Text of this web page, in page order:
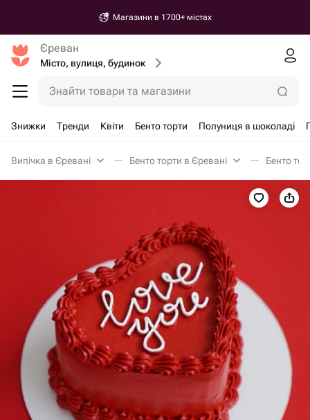
Магазини в 1700+ містах
Єреван
Місто, вулиця, будинок
Знайти товари та магазини
Знижки Тренди Квіти Бенто торти Полуниця в шоколаді
Випічка в Єревані Бенто торти в Єревані Бенто